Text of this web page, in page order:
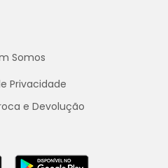
Somos
Privacidade
e Devolução